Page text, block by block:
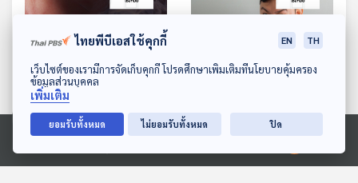
ดาวน์โหลด Thai PBS Podcast Application
Ⓒ 2020 องค์การกระจายเสียงและแพร่ภาพสาธารณะแห่งประเทศไทย
EP. 1234: เสี่ยงที่ไม่ควร
และเด็กในครรภ์
โรงหมอ
EP. 1151: เสพข่าวมากไป
โรงหมอ
ไทยพีบีเอสใช้คุกกี้ EN TH
เว็บไซต์ของเรามีการจัดเก็บคุกกี้ โปรดศึกษาเพิ่มเติมที่นโยบายคุ้มครอง
ข้อมูลส่วนบุคคล
เพิ่มเติม
ยอมรับทั้งหมด ไม่ยอมรับทั้งหมด ปิด